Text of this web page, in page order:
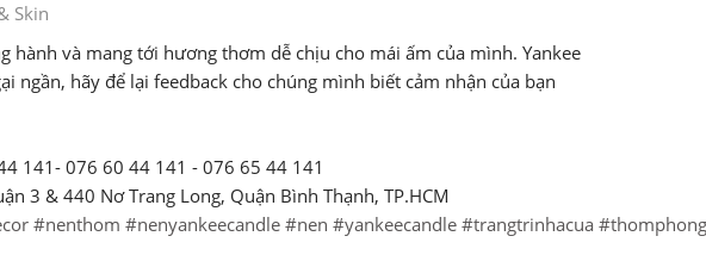
Skin
hành và mang tới hương thơm dễ chịu cho mái ấm của mình. Yankee
hãy để lại feedback cho chúng mình biết cảm nhận của bạn
141- 076 60 44 141 - 076 65 44 141
3 & 440 Nơ Trang Long, Quận Bình Thạnh, TP.HCM
#nenthom #nenyankeecandle #nen #yankeecandle #trangtrinhacua #thomphong